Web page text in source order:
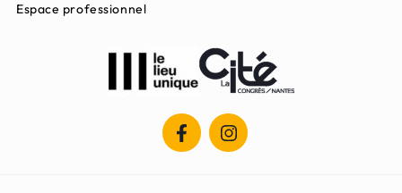
Espace professionnel